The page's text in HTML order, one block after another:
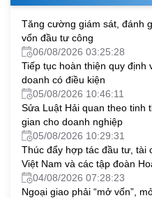
Tăng cường giám sát, đánh
vốn đầu tư công
06/08/2026 03:25:28
Tiếp tục hoàn thiện quy định
doanh có điều kiện
05/08/2026 10:46:11
Sửa Luật Hải quan theo tinh
gian cho doanh nghiệp
05/08/2026 10:29:31
Thúc đẩy hợp tác đầu tư, tài
Việt Nam và các tập đoàn
04/08/2026 07:28:23
Ngoại giao phải “mở vốn”,